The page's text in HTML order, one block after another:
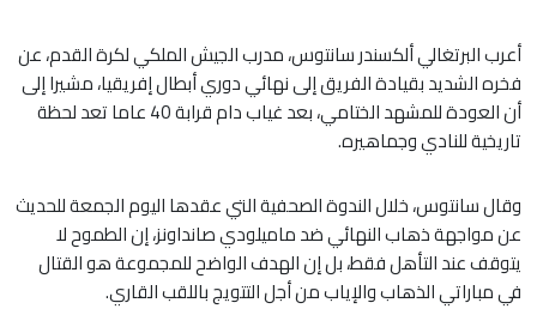
أعرب البرتغالي ألكسندر سانتوس، مدرب الجيش الملكي لكرة القدم، عن
فخره الشديد بقيادة الفريق إلى نهائي دوري أبطال إفريقيا، مشيرا إلى
أن العودة للمشهد الختامي، بعد غياب دام قرابة 40 عاما تعد لحظة
تاريخية للنادي وجماهيره.
​وقال سانتوس، خلال الندوة الصحفية التي عقدها اليوم الجمعة للحديث
عن مواجهة ذهاب النهائي ضد ماميلودي صانداونز، إن الطموح لا
يتوقف عند التأهل فقط، بل إن الهدف الواضح للمجموعة هو القتال
في مباراتي الذهاب والإياب من أجل التتويج باللقب القاري.